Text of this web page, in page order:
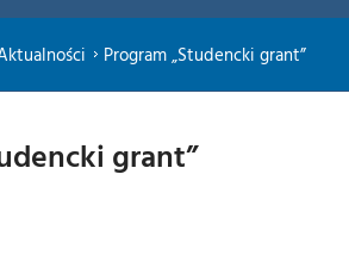
Program „Studencki grant”
grant”